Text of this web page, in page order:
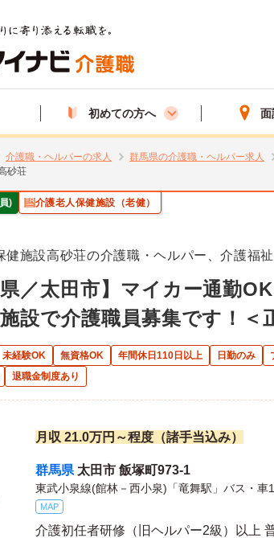
初めての方へ 面
介護職・ヘルパーの求人 群馬県の介護職・ヘルパー求人
砂荘
) 介護老人保健施設（老健）
健施設高砂荘の介護職・ヘルパー、介護福祉
県／太田市】マイカー通勤
設で介護職員募集です！＜
未経験OK 無資格OK 年間休日110日以上 日勤のみ
退職金制度あり
月収 21.0万円～程度（諸手当込み）
群馬県 太田市 飯塚町973-1
東武小泉線(館林－西小泉)「竜舞駅」バス・車
MAP
介護初任者研修（旧ヘルパー2級）以上